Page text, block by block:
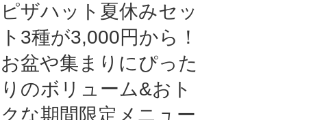
ピザハット夏休みセッ
ト3種が3,000円から！
お盆や集まりにぴった
りのボリューム&おト
クな期間限定メニュー